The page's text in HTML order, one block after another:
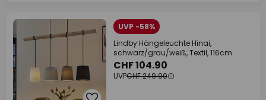
UVP -58%
Lindby Hängeleuchte Hinai,
schwarz/grau/weiß, Textil, 116cm
CHF 104.90
UVPCHF 249.90